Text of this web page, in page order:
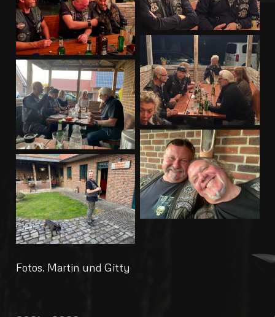
Fotos. Martin und Gitty